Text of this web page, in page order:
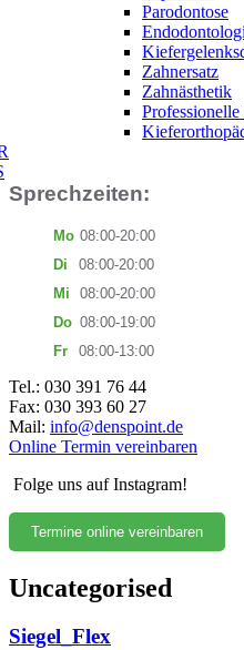
Parodontose
Zahnersatz
Zahnästhetik
Sprechzeiten:
Mo 08:00-20:00
Di
08:00-20:00
Mi
08:00-20:00
Do 08:00-19:00
Fr
08:00-13:00
Tel.: 030 391 76 44
Fax: 030 393 60 27
Mail: info@denspoint.de
Online Termin vereinbaren
Folge uns auf Instagram!
Termine online vereinbaren
Uncategorised
Siegel_Flex